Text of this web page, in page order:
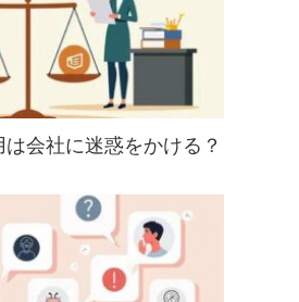
会社に迷惑をかける？